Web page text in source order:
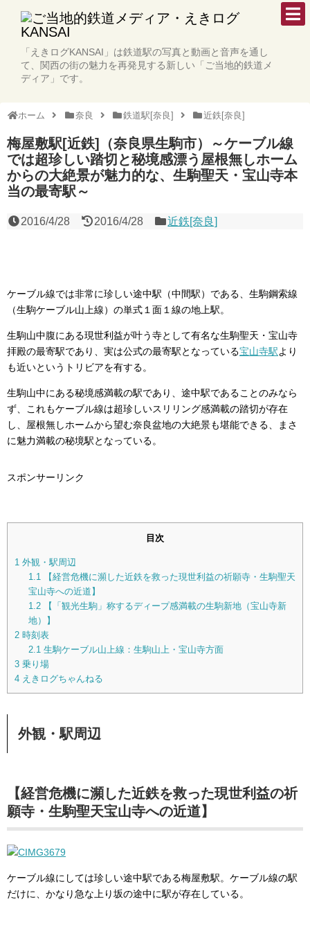
「えきログKANSAI」は鉄道駅の写真と動画と音声を通し
て、関西の街の魅力を再発見する新しい「ご当地的鉄道メ
ディア」です。
ホーム 奈良 鉄道駅[奈良] 近鉄[奈良]
梅屋敷駅[近鉄]（奈良県生駒市）～ケーブル線
では超珍しい踏切と秘境感漂う屋根無しホーム
からの大絶景が魅力的な、生駒聖天・宝山寺本
当の最寄駅～
2016/4/28 2016/4/28 近鉄[奈良]
ケーブル線では非常に珍しい途中駅（中間駅）である、生駒鋼索線
（生駒ケーブル山上線）の単式１面１線の地上駅。
生駒山中腹にある現世利益が叶う寺として有名な生駒聖天・宝山寺
拝殿の最寄駅であり、実は公式の最寄駅となっている宝山寺駅より
も近いというトリビアを有する。
生駒山中にある秘境感満載の駅であり、途中駅であることのみなら
ず、これもケーブル線は超珍しいスリリング感満載の踏切が存在
し、屋根無しホームから望む奈良盆地の大絶景も堪能できる、まさ
に魅力満載の秘境駅となっている。
スポンサーリンク
目次
1 外観・駅周辺
1.1【経営危機に瀕した近鉄を救った現世利益の祈願寺・生駒聖天
宝山寺への近道】
1.2【「観光生駒」称するディープ感満載の生駒新地（宝山寺新
地）】
2 時刻表
2.1生駒ケーブル山上線：生駒山上・宝山寺方面
3 乗り場
4 えきログちゃんねる
外観・駅周辺
【経営危機に瀕した近鉄を救った現世利益の祈
願寺・生駒聖天宝山寺への近道】
ケーブル線にしては珍しい途中駅である梅屋敷駅。ケーブル線の駅
だけに、かなり急な上り坂の途中に駅が存在している。